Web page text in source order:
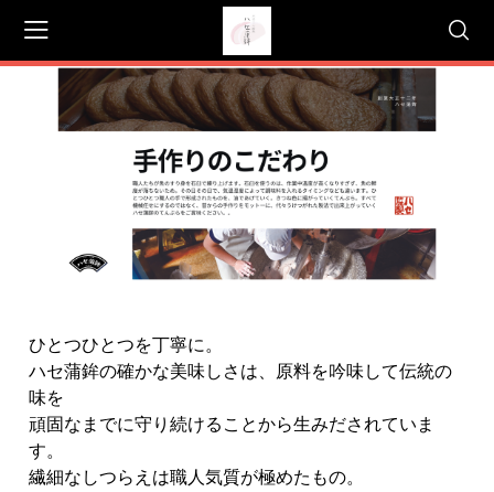
会員登録 マイページ カート
かまぼこ
天ぷら
箱
ひとつひとつを丁寧に。
ハセ蒲鉾の確かな美味しさは、原料を吟味して伝統の
味を
頑固なまでに守り続けることから生みだされていま
す。
繊細なしつらえは職人気質が極めたもの。